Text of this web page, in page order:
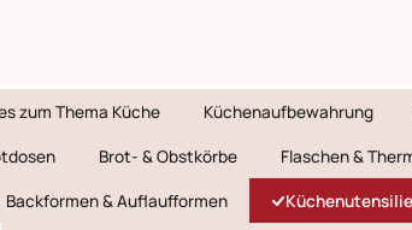
zum Thema Küche Küchenaufbewahrung
Brot- & Obstkörbe Flaschen &
Backformen & Auflaufformen